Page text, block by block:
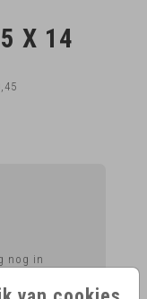
X 14
nog in